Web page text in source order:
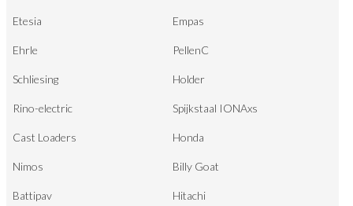
Etesia Empas
Ehrle PellenC
Schliesing Holder
Rino-electric Spijkstaal IONAxs
Cast Loaders Honda
Nimos Billy Goat
Battipav Hitachi